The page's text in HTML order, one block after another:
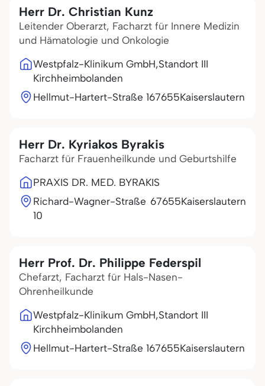
Herr Dr. Christian Kunz
Leitender Oberarzt, Facharzt für Innere Medizin
und Hämatologie und Onkologie
Westpfalz-Klinikum GmbH,Standort III
Kirchheimbolanden
Hellmut-Hartert-Straße 167655Kaiserslautern
Herr Dr. Kyriakos Byrakis
Facharzt für Frauenheilkunde und Geburtshilfe
PRAXIS DR. MED. BYRAKIS
Richard-Wagner-Straße
10
67655Kaiserslautern
Herr Prof. Dr. Philippe Federspil
Chefarzt, Facharzt für Hals-Nasen-
Ohrenheilkunde
Westpfalz-Klinikum GmbH,Standort III
Kirchheimbolanden
Hellmut-Hartert-Straße 167655Kaiserslautern